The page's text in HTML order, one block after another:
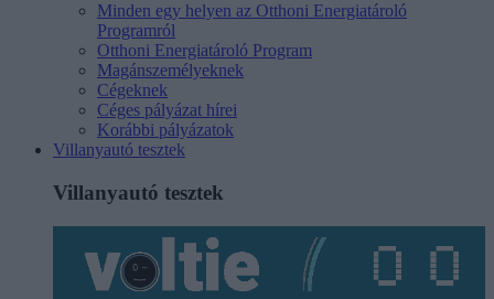
Minden egy helyen az Otthoni Energiatároló
Programról
Otthoni Energiatároló Program
Magánszemélyeknek
Cégeknek
Céges pályázat hírei
Korábbi pályázatok
Villanyautó tesztek
Villanyautó tesztek